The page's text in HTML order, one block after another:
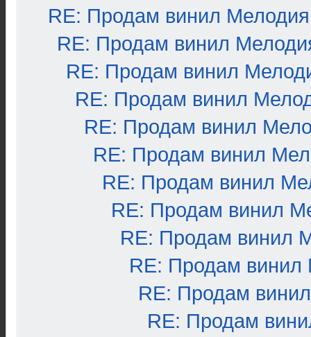
RE: Продам винил Мелодия
RE: Продам винил
RE: Продам винил
RE: Продам винил
RE: Продам винил
RE: Продам винил
RE: Продам винил
RE: Продам винил
RE: Продам винил
RE: Продам винил
RE: Продам
RE: Продам